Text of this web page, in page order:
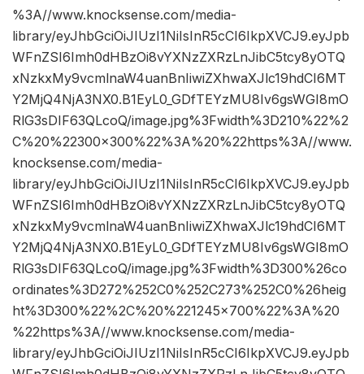
%3A//www.knocksense.com/media-
library/eyJhbGciOiJIUzI1NiIsInR5cCI6IkpXVCJ9.eyJpb
WFnZSI6Imh0dHBzOi8vYXNzZXRzLnJibC5tcy8yOTQ
xNzkxMy9vcmlnaW4uanBnIiwiZXhwaXJlc19hdCI6MT
Y2MjQ4NjA3NX0.B1EyL0_GDfTEYzMU8Iv6gsWGI8mO
RlG3sDIF63QLcoQ/image.jpg%3Fwidth%3D210%22%2
C%20%22300×300%22%3A%20%22https%3A//www.
knocksense.com/media-
library/eyJhbGciOiJIUzI1NiIsInR5cCI6IkpXVCJ9.eyJpb
WFnZSI6Imh0dHBzOi8vYXNzZXRzLnJibC5tcy8yOTQ
xNzkxMy9vcmlnaW4uanBnIiwiZXhwaXJlc19hdCI6MT
Y2MjQ4NjA3NX0.B1EyL0_GDfTEYzMU8Iv6gsWGI8mO
RlG3sDIF63QLcoQ/image.jpg%3Fwidth%3D300%26co
ordinates%3D272%252C0%252C273%252C0%26heig
ht%3D300%22%2C%20%221245×700%22%3A%20
%22https%3A//www.knocksense.com/media-
library/eyJhbGciOiJIUzI1NiIsInR5cCI6IkpXVCJ9.eyJpb